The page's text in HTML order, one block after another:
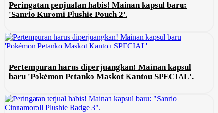
Peringatan penjualan habis! Mainan kapsul baru:
'Sanrio Kuromi Plushie Pouch 2'.
Pertempuran harus diperjuangkan! Mainan kapsul
baru 'Pokémon Petanko Maskot Kantou SPECIAL'.